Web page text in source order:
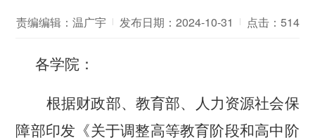
责编编辑：温广宇 发布日期：2024-10-31 点击： 514
各学院：
根据财政部、教育部、人力资源社会保
障部印发《关于调整高等教育阶段和高中阶